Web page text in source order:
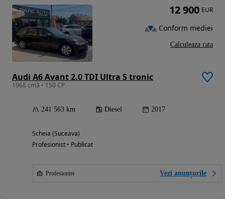
Audi A6 Avant 2.0 TDI Ultra S tronic
1968 cm3 • 150 CP
241 563 km Diesel 2017
Scheia (Suceava)
Profesionist • Publicat
Profesionist Vezi anunțurile
12 900 EUR
Conform mediei
Calculeaza rata